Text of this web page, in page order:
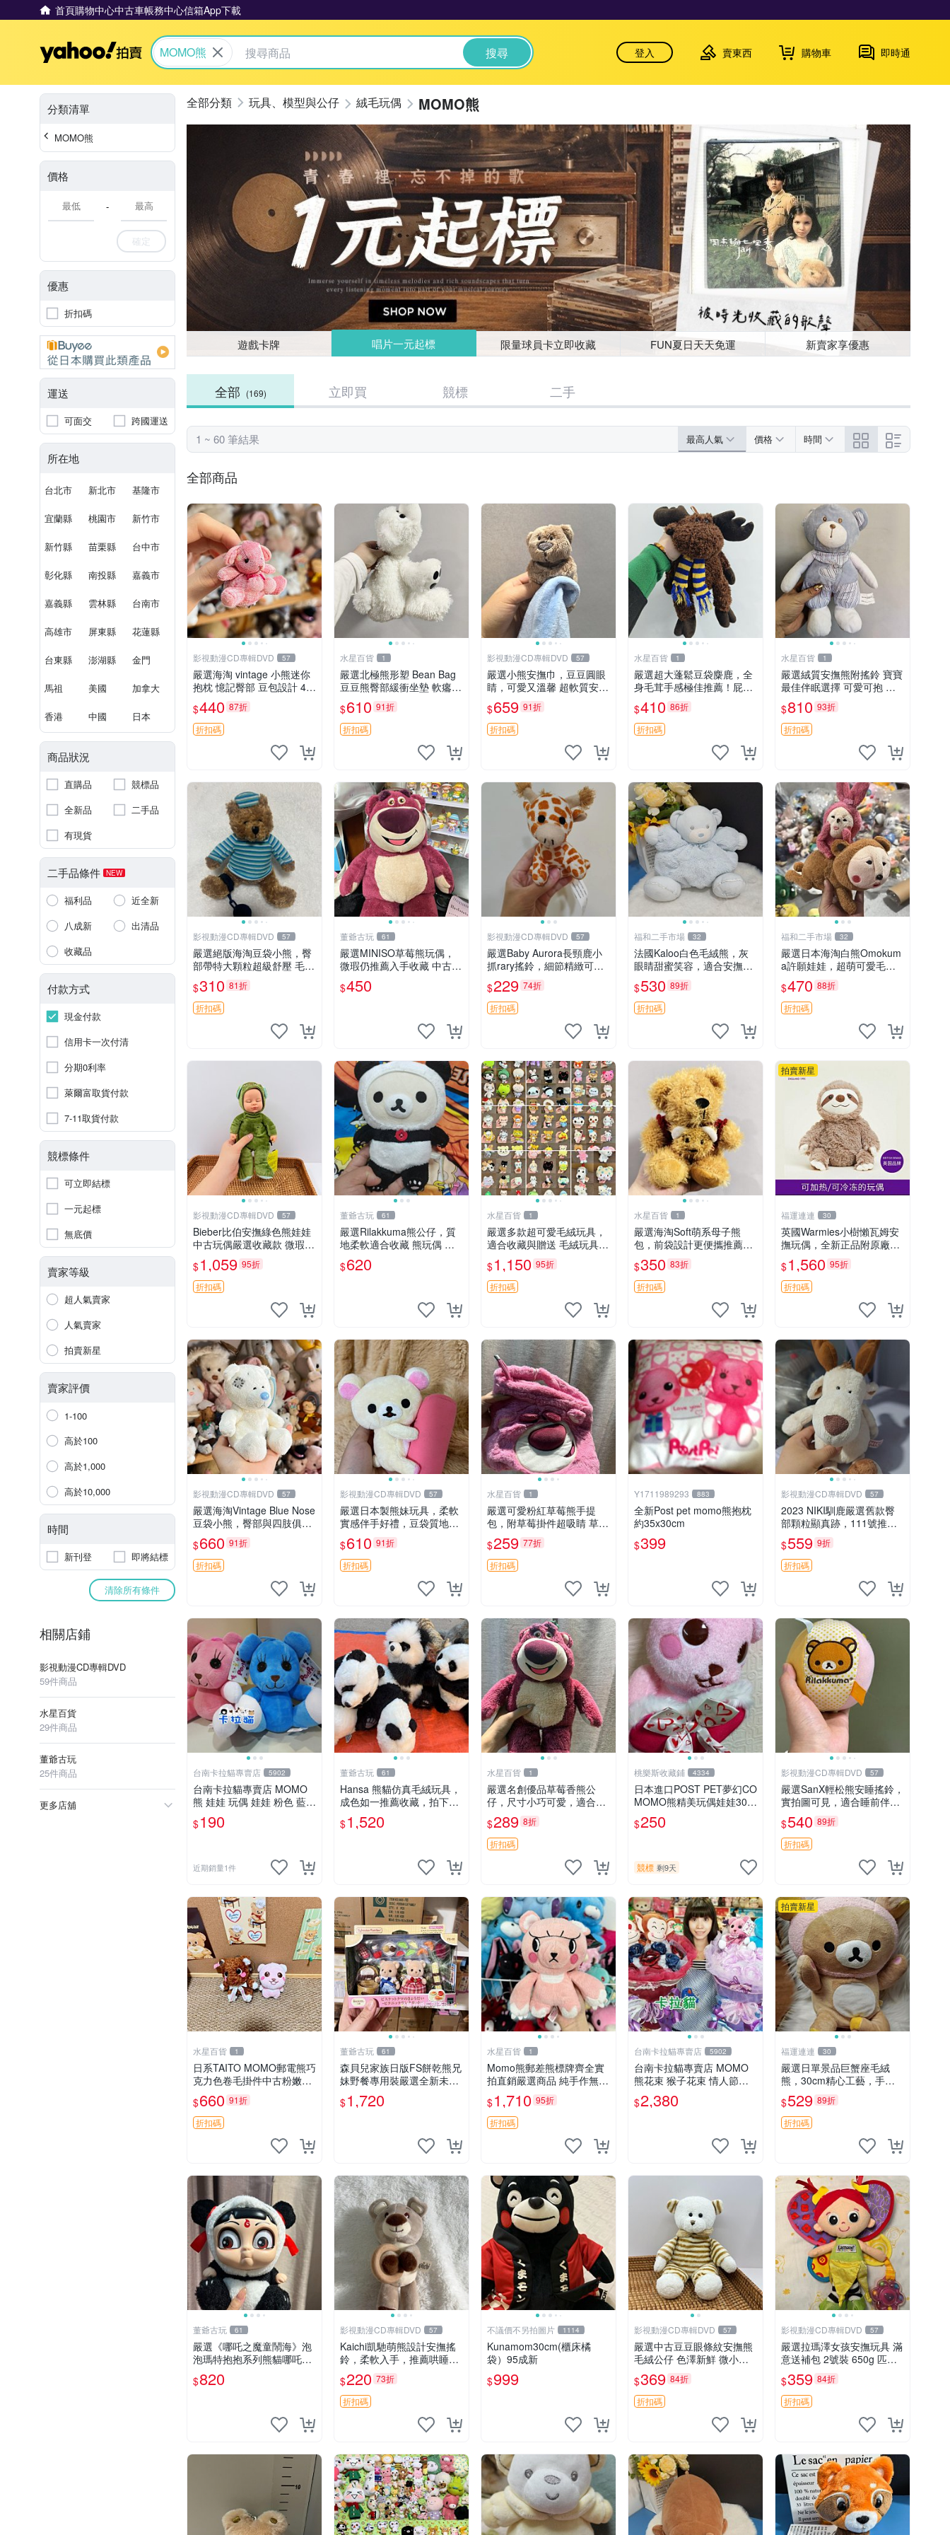
首頁購物中心中古車帳務中心信箱App下載
Yahoo拍賣
MOMO熊 搜尋 登入 賣東西 購物車 即時通
分類清單
MOMO熊
價格
-
確定
優惠
折扣碼
運送
可面交 跨國運送
所在地
台北市 新北市 基隆市
宜蘭縣 桃園市 新竹市
新竹縣 苗栗縣 台中市
彰化縣 南投縣 嘉義市
嘉義縣 雲林縣 台南市
高雄市 屏東縣 花蓮縣
台東縣 澎湖縣 金門
馬祖 美國 加拿大
香港 中國 日本
商品狀況
直購品
競標品
全新品
二手品
有現貨
二手品條件 NEW
福利品
近全新
八成新
出清品
收藏品
付款方式
現金付款
信用卡一次付清
分期0利率
萊爾富取貨付款
7-11取貨付款
競標條件
可立即結標
一元起標
無底價
賣家等級
超人氣賣家
人氣賣家
拍賣新星
賣家評價
1-100
高於100
高於1,000
高於10,000
時間
新刊登 即將結標
清除所有條件
相關店鋪
影視動漫CD專輯DVD
59件商品
水星百貨
29件商品
董爺古玩
25件商品
更多店舖
玩具、模型與公仔 絨毛玩偶 MOMO熊
遊戲卡牌 唱片一元起標 限量球員卡立即收藏 FUN夏日天天免運 新賣家享優惠
全部 (169) 立即買 競標 二手
1 ~ 60 筆結果 最高人氣 價格 時間
全部商品
影視動漫CD專輯DVD 57
嚴選海淘 vintage 小熊迷你
抱枕 憶記臀部 豆包設計 4c
m 高 推薦收藏 迷你豆包小
熊、高臀部、豆袋抱枕
$440 87折
折扣碼
水星百貨 1
嚴選北極熊形塑 Bean Bag
豆豆熊臀部緩衝坐墊 軟癟癟
舒壓設計 保暖又實用 適合
久坐放松 推薦居家使用 RU
SS系列 豆豆熊屁屁坐墊 3D
顆粒結構
$610 91折
折扣碼
影視動漫CD專輯DVD 57
嚴選小熊安撫巾，豆豆圓眼
睛，可愛又溫馨 超軟質安撫
巾，豆豆設計，哄睡好幫手
約克豆豆眼安撫巾 數碼豆豆
眼
$659 91折
折扣碼
水星百貨 1
嚴選超大蓬鬆豆袋麋鹿，全
身毛茸手感極佳推薦！屁股
與四肢填充均勻，適合收藏
與孩童共賞。 麋鹿 豆袋 毛
茸玩具
$410 86折
折扣碼
水星百貨 1
嚴選絨質安撫熊附搖鈴 寶寶
最佳伴眠選擇 可愛可抱 絨
毛玩具 安撫熊 嬰兒用
$810 93折
折扣碼
影視動漫CD專輯DVD 57
嚴選絕版海淘豆袋小熊，臀
部帶特大顆粒超級舒壓 毛毛
摸起來格外順滑適合收藏 10
0%棉質 豆袋枕 豆袋、抱
枕、小熊
$310 81折
折扣碼
董爺古玩 61
嚴選MINISO草莓熊玩偶，
微瑕仍推薦入手收藏 中古 M
INISO 草莓熊 玩具 收藏
$450
影視動漫CD專輯DVD 57
嚴選Baby Aurora長頸鹿小
抓rary搖鈴，細節精緻可聆
聽清脆鈴音 軟萌可愛 定制
紀念 金屬搖鈴 新手媽咪推
薦 長頸鹿 抓rary 搖鈴
$229 74折
折扣碼
福和二手市場 32
法國Kaloo白色毛絨熊，灰
眼睛甜蜜笑容，適合安撫逗
趣可愛，柔軟面料手感佳。
14 白色安撫熊 毛絨玩具 寶
寶逗樂具
$530 89折
折扣碼
福和二手市場 32
嚴選日本海淘白熊Omokum
a許願娃娃，超萌可愛毛絨
公仔推薦收藏 白熊 Omoku
ma 毛絨玩具 偽裝娃娃 玩具
擺飾
$470 88折
折扣碼
影視動漫CD專輯DVD 57
Bieber比伯安撫綠色熊娃娃
中古玩偶嚴選收藏款 微瑕輕
度使用 Bieber綠熊娃娃 中
古玩偶 微瑕
$1,059 95折
折扣碼
董爺古玩 61
嚴選Rilakkuma熊公仔，質
地柔軟適合收藏 熊玩偶 柔
軟 公仔 收藏
$620
水星百貨 1
嚴選多款超可愛毛絨玩具，
適合收藏與贈送 毛絨玩具、
抱枕、公仔
$1,150 95折
折扣碼
水星百貨 1
嚴選海淘Soft萌系母子熊
包，前袋設計更便攜推薦收
藏 母子熊 軟綿綿 包包
$350 83折
折扣碼
拍賣新星
福運連連 30
英國Warmies小樹懶瓦姆安
撫玩偶，全新正品附原廠吊
牌與防塵袋，內藏薰衣草可
加熱，適合各個年齡層，冷
暖兩用享受抱抱樂趣，不容
錯過嚴選好物 溫暖 冷感
$1,560 95折
折扣碼
影視動漫CD專輯DVD 57
嚴選海淘Vintage Blue Nose
豆袋小熊，臀部與四肢俱
全，坐高11公分，附原盒與
吊牌收藏。藍鼻子小熊，值
得擁有 玩具 憶熊
$660 91折
折扣碼
影視動漫CD專輯DVD 57
嚴選日本製熊妹玩具，柔軟
實感伴手好禮，豆袋質地手
感佳，抱枕小熊 recom 推薦
白色豆袋 玩具
$610 91折
折扣碼
水星百貨 1
嚴選可愛粉紅草莓熊手提
包，附草莓掛件超吸睛 草莓
熊手提包 草莓掛件 可愛port
unese
$259 77折
折扣碼
Y1711989293 883
全新Post pet momo熊抱枕
約35x30cm
$399
影視動漫CD專輯DVD 57
2023 NIKI馴鹿嚴選舊款臀
部顆粒顯真跡，111號推薦
珍藏品 馴鹿 舊款 尾巴顆粒
$559 9折
折扣碼
台南卡拉貓專賣店 5902
台南卡拉貓專賣店 MOMO
熊 娃娃 玩偶 娃娃 粉色 藍色
2色分售
$190
近期銷量1件
董爺古玩 61
Hansa 熊貓仿真毛絨玩具，
成色如一推薦收藏，拍下無
疑心 熊貓 毛絨玩具 收藏
$1,520
水星百貨 1
嚴選名創優品草莓香熊公
仔，尺寸小巧可愛，適合收
藏賞玩 30cm 玩具 公仔 草
莓熊
$289 8折
折扣碼
桃樂斯收藏鋪 4334
日本進口POST PET夢幻CO
MOMO熊精美玩偶娃娃30c
m
$250
競標 剩9天
影視動漫CD專輯DVD 57
嚴選SanX輕松熊安睡搖鈴，
實拍圖可見，適合睡前伴
侶， Picks安撫好物 0325
懸吊 電腦
$540 89折
折扣碼
水星百貨 1
日系TAITO MOMO郵電熊巧
克力色卷毛掛件中古粉嫩玩
偶微瑕推薦 postpet momo
郵電熊 中古玩偶
$660 91折
折扣碼
董爺古玩 61
森貝兒家族日版FS餅乾熊兄
妹野餐專用裝嚴選全新未開
封，包含兩組大童款紙盒
裝，適合收藏與分享。 餅乾
$1,720
水星百貨 1
Momo熊郵差熊標牌齊全實
拍直銷嚴選商品 純手作無修
圖可收藏 郵差熊 Momo熊
標牌 商品
$1,710 95折
折扣碼
台南卡拉貓專賣店 5902
台南卡拉貓專賣店 MOMO
熊花束 猴子花束 情人節禮
物 二選一 可繡字 可今天寄
明天到
$2,380
拍賣新星
福運連連 30
嚴選日單景品巨蟹座毛絨
熊，30cm精心工藝，手感
軟糯推薦收藏送人 巨蟹座
毛絨玩具 精緻做工
$529 89折
折扣碼
董爺古玩 61
嚴選《哪吒之魔童鬧海》泡
泡瑪特抱抱系列熊貓哪吒搪
膠臉毛絨， STATE：如圖顯
示 哪吒 毛絨公仔 泡泡瑪特
$820
影視動漫CD專輯DVD 57
Kaichi凱馳萌熊設計安撫搖
鈴，柔軟入手，推薦哄睡好
選擇 熊公仔 安撫玩具 喂食
環
$220 73折
折扣碼
不議價不另拍圖片 1114
Kunamom30cm(櫃床橘
袋）95成新
$999
影視動漫CD專輯DVD 57
嚴選中古豆豆眼條紋安撫熊
毛絨公仔 色澤新鮮 微小瑕
疵可收藏 中古 安撫熊 條紋
公仔
$369 84折
折扣碼
影視動漫CD專輯DVD 57
嚴選拉瑪澤女孩安撫玩具 滿
意送補包 2號裝 650g 匹配
嬰幼童舒壓好伴侶 女孩專用
安心選擇 安撫玩偶 衝包 玩
具
$359 84折
折扣碼